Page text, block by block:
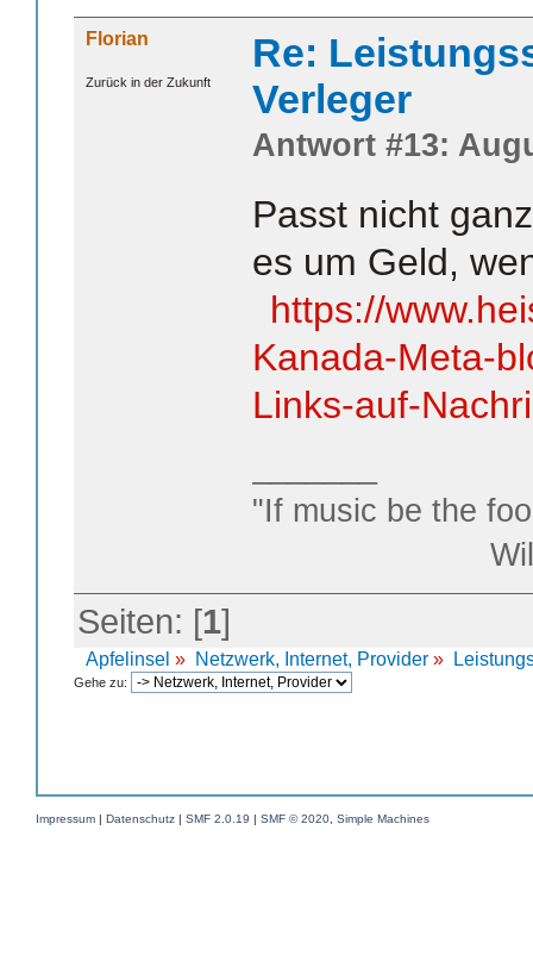
Florian
Zurück in der Zukunft
Re:
Verleger
Antwort #13:
Passt nicht
es um Geld,
https://
Kanada-Meta-
Links-auf-
"If music be the
William
Seiten: [1]
Apfelinsel » Netzwerk, Internet, Provider »
Gehe zu:
Impressum | Datenschutz | SMF 2.0.19 | SMF © 2020 Simple Machines